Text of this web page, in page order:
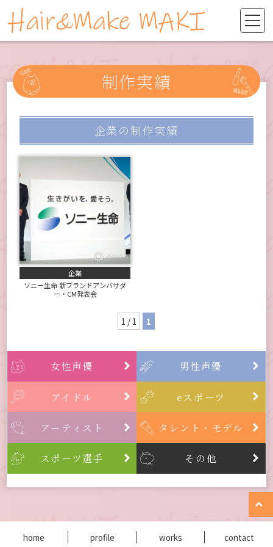
制作実績
企業の制作実績
企業
ソニー生命 新ブランドアンバサダ
ー・CM発表会
1 / 1 1
女性声優  男性声優 
アイドル  eスポーツ 
アーティスト  タレント・モデル 
スポーツ選手  その他 
home profile works contact
